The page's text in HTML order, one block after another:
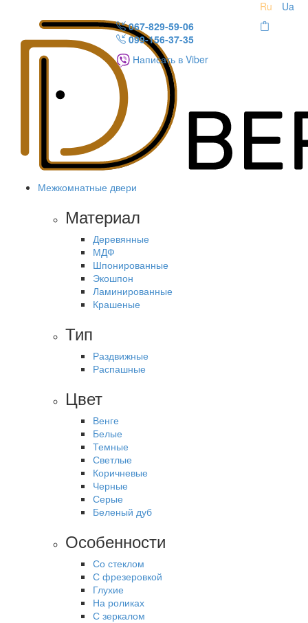
Ru
Ua
067-829-59-06
099-156-37-35
Написать в Viber
Межкомнатные двери
Материал
Деревянные
МДФ
Шпонированные
Экошпон
Ламинированные
Крашеные
Тип
Раздвижные
Распашные
Цвет
Венге
Белые
Темные
Светлые
Коричневые
Черные
Серые
Беленый дуб
Особенности
Со стеклом
С фрезеровкой
Глухие
На роликах
С зеркалом